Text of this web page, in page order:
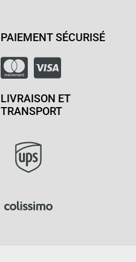
PAIEMENT SÉCURISÉ
LIVRAISON ET
TRANSPORT